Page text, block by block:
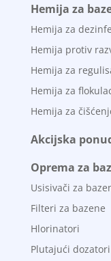
Hemija za
Hemija za
Hemija protiv
Hemija za
Hemija za
Hemija za
Akcijska
Oprema za
Usisivači za
Filteri za bazene
Hlorinatori
Plutajući dozatori